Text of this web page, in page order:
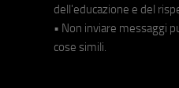
dell'educazione e del
• Non inviare messaggi
cose simili.